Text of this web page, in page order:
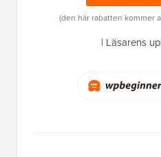
(den här rabatten kommer
| Läsarens